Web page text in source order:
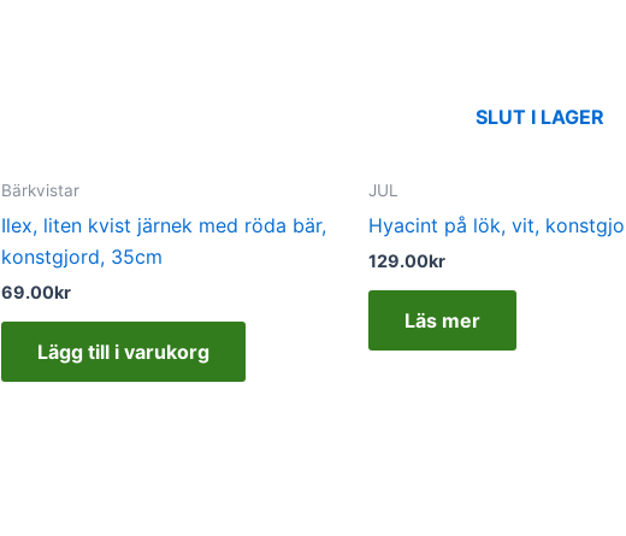
Bärkvistar
Ilex, liten kvist järnek med röda bär,
konstgjord, 35cm
69.00kr
Lägg till i varukorg
SLUT I LAGER
JUL
Hyacint på lök, vit,
129.00kr
Läs mer